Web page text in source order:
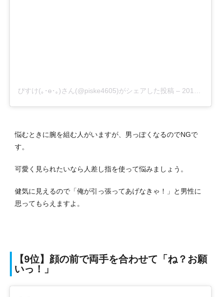
ぴすけ(｡･ө･｡)さん(@piske4605)がシェアした投稿 – 2019年 5月月31日午前10時30分PDT
悩むときに腕を組む人がいますが、男っぽくなるのでNGで
す。
可愛く見られたいなら人差し指を使って悩みましょう。
健気に見えるので「俺が引っ張ってあげなきゃ！」と男性に
思ってもらえますよ。
【9位】顔の前で両手を合わせて「ね？お願
いっ！」